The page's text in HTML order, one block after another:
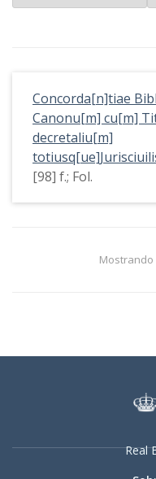
Concorda[n]tiae
Canonu[m] cu[m]
decretaliu[m]
[98] f.; Fol.
Mostrando
Real